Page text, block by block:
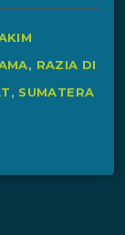
, RAZIA DI
, SUMATERA